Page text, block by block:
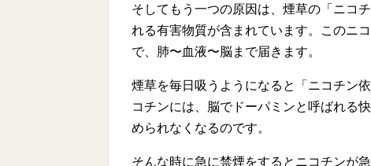
そしてもう一つの原因は、煙草の「ニコ
れる有害物質が含まれています。このニ
で、肺〜血液〜脳まで届きます。
煙草を毎日吸うようになると「ニコチン
コチンには、脳でドーパミンと呼ばれる
められなくなるのです。
そんな時に急に禁煙をするとニコチンが